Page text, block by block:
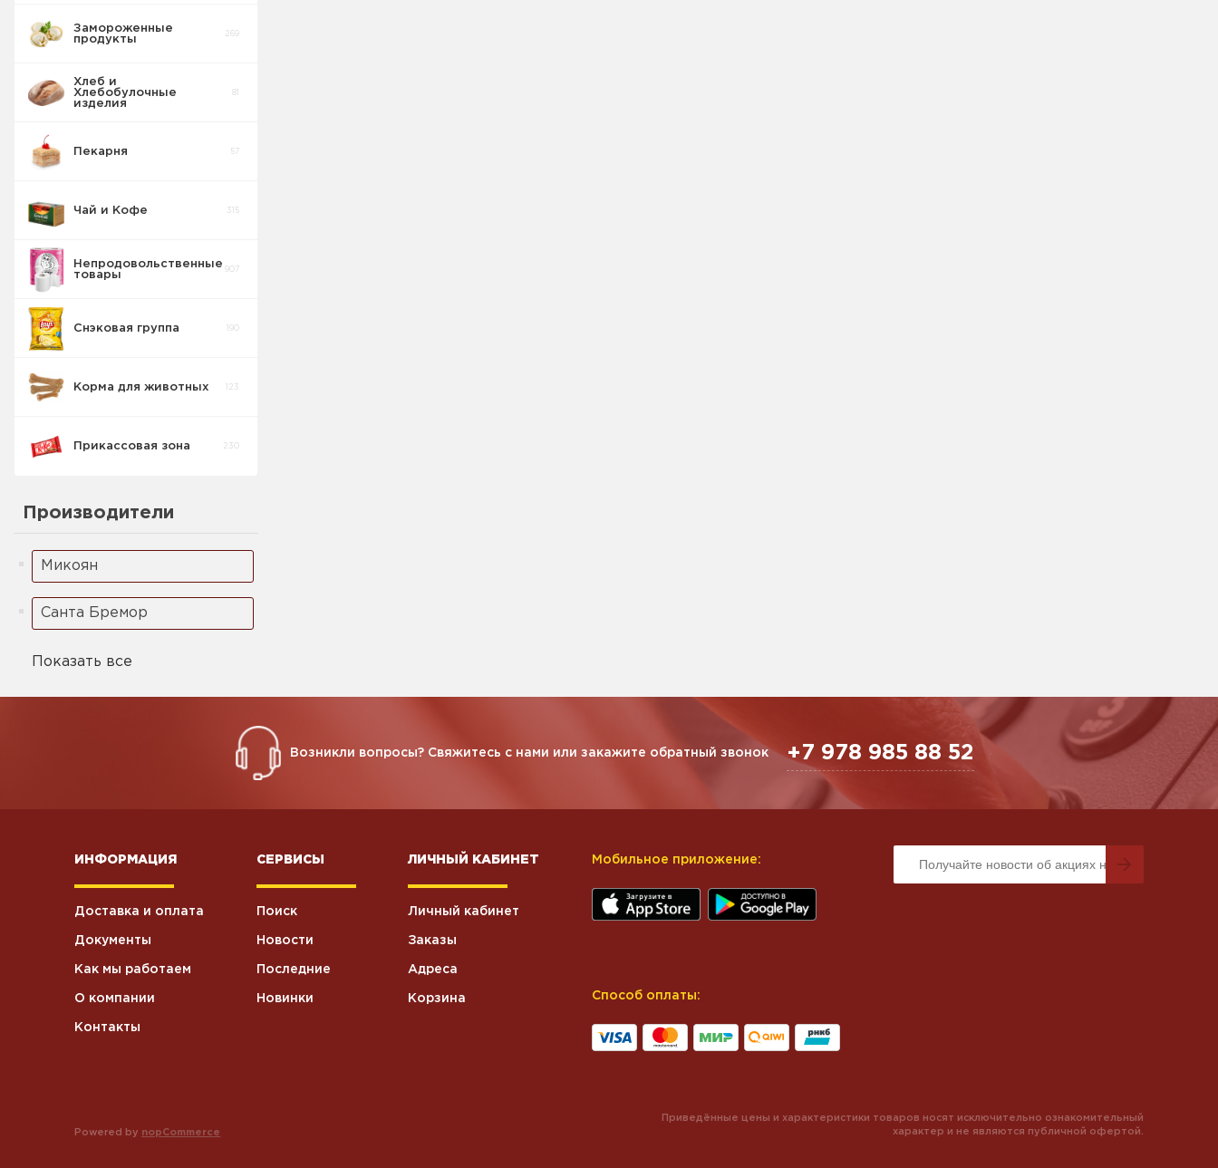
Замороженные
продукты
269
Хлеб и
Хлебобулочные
изделия
81
Пекарня 57
Чай и Кофе 315
Непродовольственные
товары
907
Снэковая группа 190
Корма для животных 123
Прикассовая зона 230
Производители
Микоян
Санта Бремор
Показать все
Возникли вопросы? Свяжитесь с нами или закажите обратный звонок +7 978 985 88 52
ИНФОРМАЦИЯ
Доставка и оплата
Документы
Как мы работаем
О компании
Контакты
СЕРВИСЫ
Поиск
Новости
Последние
Новинки
ЛИЧНЫЙ КАБИНЕТ
Личный кабинет
Заказы
Адреса
Корзина
Мобильное приложение:
Способ оплаты:
Powered by nopCommerce
Приведённые цены и характеристики товаров носят исключительно ознакомительный
характер и не являются публичной офертой.